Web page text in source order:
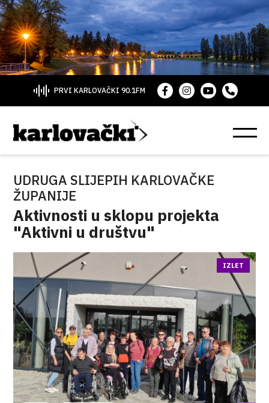
PRVI KARLOVAČKI 90.1FM
UDRUGA SLIJEPIH KARLOVAČKE
ŽUPANIJE
Aktivnosti u sklopu projekta
"Aktivni u društvu"
IZLET